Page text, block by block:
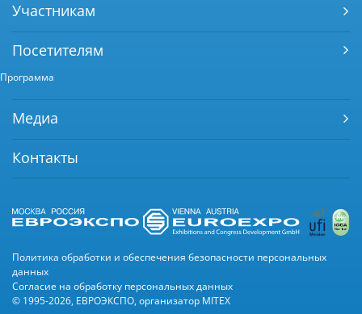
Участникам
Посетителям
Программа
Медиа
Контакты
Политика обработки и обеспечения безопасности персональных
данных
Согласие на обработку персональных данных
© 1995-2026, ЕВРОЭКСПО, организатор MITEX